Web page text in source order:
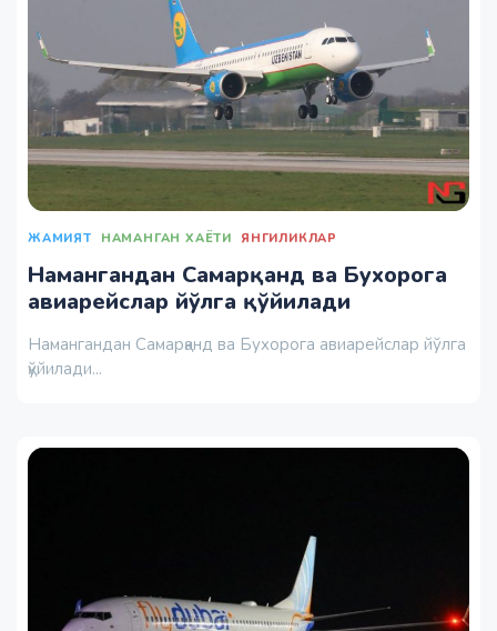
ЖАМИЯТ НАМАНГАН ХАЁТИ ЯНГИЛИКЛАР
Намангандан Самарқанд ва Бухорога
авиарейслар йўлга қўйилади
Намангандан Самарқанд ва Бухорога авиарейслар йўлга
қўйилади...